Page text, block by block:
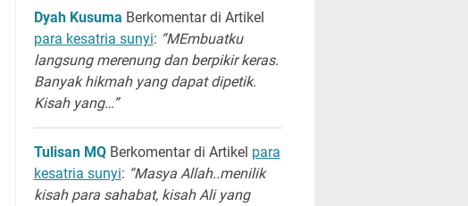
Dyah Kusuma Berkomentar di Artikel
para kesatria sunyi: “MEmbuatku
langsung merenung dan berpikir keras.
Banyak hikmah yang dapat dipetik.
Kisah yang…”
Tulisan MQBerkomentar di Artikel para
kesatria sunyi: “Masya Allah..menilik
kisah para sahabat, kisah Ali yang